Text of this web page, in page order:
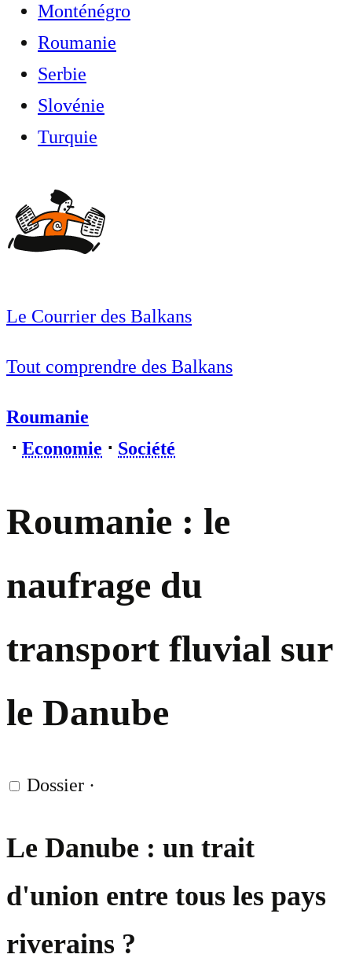
Monténégro
Roumanie
Serbie
Slovénie
Turquie
Le Courrier des Balkans
Tout comprendre des Balkans
Roumanie
⋅ Economie ⋅ Société
Roumanie : le
naufrage du
transport fluvial sur
le Danube
Dossier ·
Le Danube : un trait
d'union entre tous les pays
riverains ?